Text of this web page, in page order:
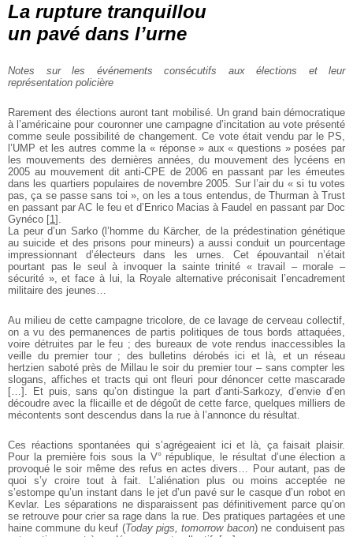
La rupture tranquillou
un pavé dans l’urne
Notes sur les événements consécutifs aux élections et leur
représentation policière
Rarement des élections auront tant mobilisé. Un grand bain démocratique
à l’américaine pour couronner une campagne d’incitation au vote présenté
comme seule possibilité de changement. Ce vote était vendu par le PS,
l’UMP et les autres comme la « réponse » aux « questions » posées par
les mouvements des dernières années, du mouvement des lycéens en
2005 au mouvement dit anti-CPE de 2006 en passant par les émeutes
dans les quartiers populaires de novembre 2005. Sur l’air du « si tu votes
pas, ça se passe sans toi », on les a tous entendus, de Thurman à Trust
en passant par AC le feu et d’Enrico Macias à Faudel en passant par Doc
Gynéco [1] .
La peur d’un Sarko (l’homme du Kärcher, de la prédestination génétique
au suicide et des prisons pour mineurs) a aussi conduit un pourcentage
impressionnant d’électeurs dans les urnes. Cet épouvantail n’était
pourtant pas le seul à invoquer la sainte trinité « travail – morale –
sécurité », et face à lui, la Royale alternative préconisait l’encadrement
militaire des jeunes…
Au milieu de cette campagne tricolore, de ce lavage de cerveau collectif,
on a vu des permanences de partis politiques de tous bords attaquées,
voire détruites par le feu ; des bureaux de vote rendus inaccessibles la
veille du premier tour ; des bulletins dérobés ici et là, et un réseau
hertzien saboté près de Millau le soir du premier tour – sans compter les
slogans, affiches et tracts qui ont fleuri pour dénoncer cette mascarade
[…]. Et puis, sans qu’on distingue la part d’anti-Sarkozy, d’envie d’en
découdre avec la flicaille et de dégoût de cette farce, quelques milliers de
mécontents sont descendus dans la rue à l’annonce du résultat.
Ces réactions spontanées qui s’agrégeaient ici et là, ça faisait plaisir.
Pour la première fois sous la V° république, le résultat d’une élection a
provoqué le soir même des refus en actes divers… Pour autant, pas de
quoi s’y croire tout à fait. L’aliénation plus ou moins acceptée ne
s’estompe qu’un instant dans le jet d’un pavé sur le casque d’un robot en
Kevlar. Les séparations ne disparaissent pas définitivement parce qu’on
se retrouve pour crier sa rage dans la rue. Des pratiques partagées et une
haine commune du keuf (Today pigs, tomorrow bacon) ne conduisent pas